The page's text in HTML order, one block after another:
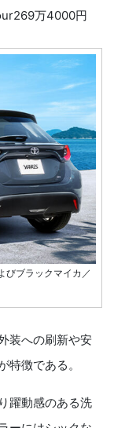
万4000円
びブラックマイカ／
装への刷新や安
徴である。
躍動感のある洗